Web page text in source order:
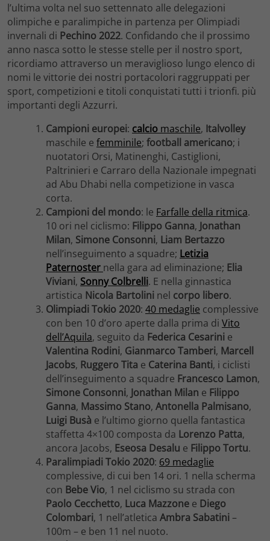
l’ultima volta nel suo settennato alle delegazioni
olimpiche e paralimpiche in partenza per Olimpiadi
invernali di Pechino 2022. Confidando che il prossimo
anno nasca sotto le stesse stelle per il nostro sport,
ricordiamo attraverso un meraviglioso lungo elenco di
nomi le vittorie dei nostri portacolori raggruppati per
sport, competizioni e titoli conquistati tutti i trionfi. più
importanti degli Azzurri.
Campioni europei: calcio maschile, Italvolley
maschile e femminile; football americano; i
nuotatori Orsi, Matinenghi, Castiglioni,
Paltrinieri e Carraro della Nazionale impegnati
ad Abu Dhabi nella competizione in vasca
corta.
Campioni del mondo: le Farfalle della ritmica.
10 ori nel ciclismo: Filippo Ganna, Jonathan
Milan, Simone Consonni, Liam Bertazzo
nell’inseguimento a squadre; Letizia
Paternoster nella gara ad eliminazione; Elia
Viviani, Sonny Colbrelli. E nella ginnastica
artistica Nicola Bartolini nel corpo libero.
Olimpiadi Tokio 2020: 40 medaglie complessive
con ben 10 d’oro aperte dalla prima di Vito
dell’Aquila, seguito da Federica Cesarini e
Valentina Rodini, Gianmarco Tamberi, Marcell
Jacobs, Ruggero Tita e Caterina Banti, i ciclisti
dell’inseguimento a squadre Francesco Lamon,
Simone Consonni, Jonathan Milan e Filippo
Ganna, Massimo Stano, Antonella Palmisano,
Luigi Busà e l’ultimo giorno quella fantastica
staffetta 4×100 composta da Lorenzo Patta,
ancora Jacobs, Eseosa Desalu e Filippo Tortu.
Paralimpiadi Tokio 2020: 69 medaglie
complessive, di cui ben 14 ori. 1 nella scherma
con Bebe Vio, 1 nel ciclismo su strada con
Paolo Cecchetto, Luca Mazzone e Diego
Colombari, 1 nell’atletica Ambra Sabatini–
100m – e ben 11 nel nuoto.